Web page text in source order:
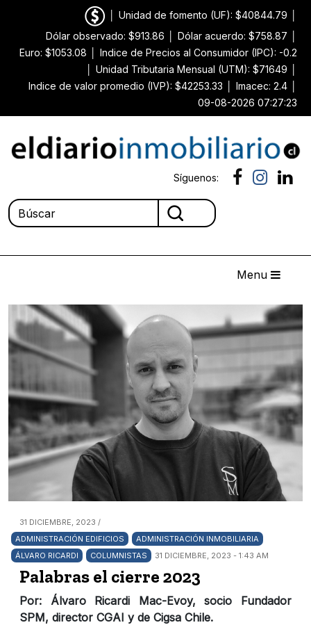
Unidad de fomento (UF): $40844.79
Dólar observado: $913.86
Dólar acuerdo: $758.87
Euro: $1053.08
Indice de Precios al Consumidor (IPC): -0.2
Unidad Tributaria Mensual (UTM): $71649
Indice de valor promedio (IVP): $42253.33
Imacec: 2.4
09-08-2026 07:27:23
Síguenos:
Menu
31 DICIEMBRE, 2023 /
ADMINISTRACIÓN EDIFICIOS
ADMINISTRACIÓN INMOBILIARIA
ÁLVARO RICARDI
COLUMNISTAS 31 DICIEMBRE, 2023 - 1:43 AM
Palabras el cierre 2023
Por: Álvaro Ricardi Mac-Evoy, socio Fundador
SPM, director CGAI y de Cigsa Chile.